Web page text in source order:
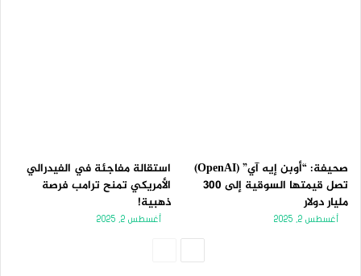
صحيفة: “أوبن إيه آي” (OpenAI)
تصل قيمتها السوقية إلى 300
مليار دولار
أغسطس 2, 2025
استقالة مفاجئة في الفيدرالي
الأمريكي تمنح ترامب فرصة
ذهبية!
أغسطس 2, 2025